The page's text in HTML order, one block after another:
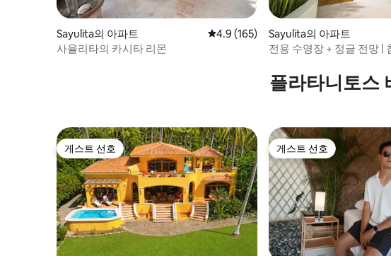
Sayulita의 아파트 평점 4.9점(5점 만점), 후기 165개
4.9 (165)
사율리타의 카시타 리몬
Sayulita의 아파트
전용 수영장 + 정글 전망 |
플라타니토스
게스트 선호
게스트 선호 게스트 선호
게스트 선호